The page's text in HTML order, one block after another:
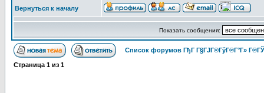
Вернуться к началу
Показать сообщения:
Список форумов ГђГ Г§ГЈГ®ГўГ®Г°Г»
Страница 1 из 1